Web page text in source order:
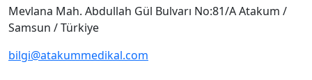
Mevlana Mah. Abdullah Gül Bulvarı No:81/A Atakum /
Samsun / Türkiye
bilgi@atakummedikal.com